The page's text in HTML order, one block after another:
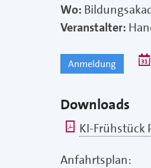
Wo:
Veranstalter:
Anmeldung
Downloads
pdf KI-Frühstück
Anfahrtsplan: